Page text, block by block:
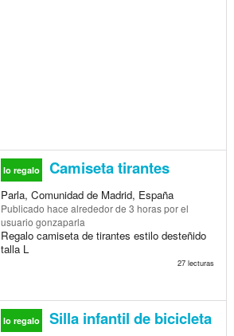
lo regalo Camiseta tirantes
Parla, Comunidad de Madrid, España
Publicado hace alrededor de 3 horaspor el
usuario gonzaparla
Regalo camiseta de tirantes estilo desteñido
talla L
27 lecturas
lo regalo Silla infantil de bicicleta